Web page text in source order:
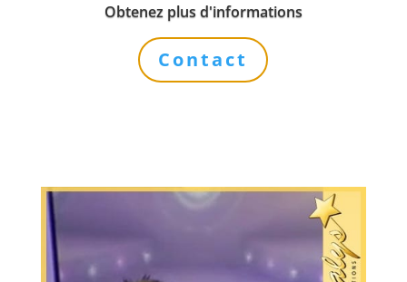
Obtenez plus d'informations
Contact